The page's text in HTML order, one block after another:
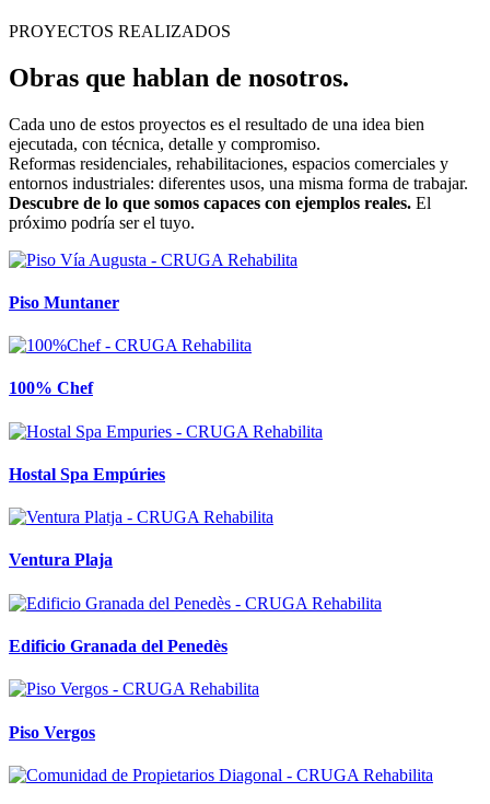
PROYECTOS REALIZADOS
Obras que hablan de nosotros.
Cada uno de estos proyectos es el resultado de una idea bien
ejecutada, con técnica, detalle y compromiso.
Reformas residenciales, rehabilitaciones, espacios comerciales y
entornos industriales: diferentes usos, una misma forma de trabajar.
Descubre de lo que somos capaces con ejemplos reales. El
próximo podría ser el tuyo.
Piso Muntaner
100% Chef
Hostal Spa Empúries
Ventura Plaja
Edificio Granada del Penedès
Piso Vergos